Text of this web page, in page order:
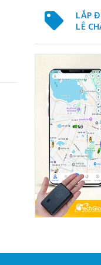
LẮP
LÊ